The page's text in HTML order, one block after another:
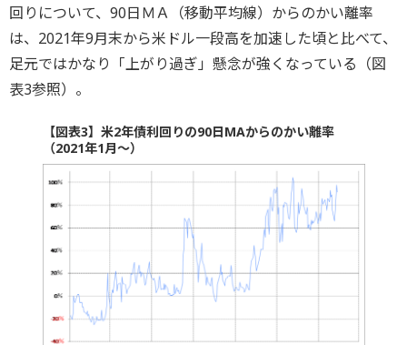
回りについて、90日ＭＡ（移動平均線）からのかい離率
は、2021年9月末から米ドル一段高を加速した頃と比べて、
足元ではかなり「上がり過ぎ」懸念が強くなっている（図
表3参照）。
【図表3】米2年債利回りの90日MAからのかい離率
（2021年1月～）